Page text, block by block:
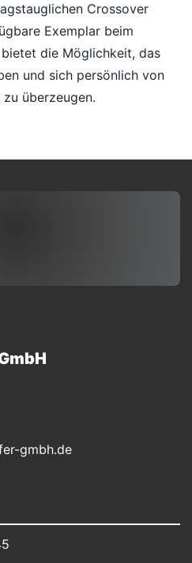
Crossover
Exemplar beim
die Möglichkeit, das
und sich persönlich von
überzeugen.
gmbh.de